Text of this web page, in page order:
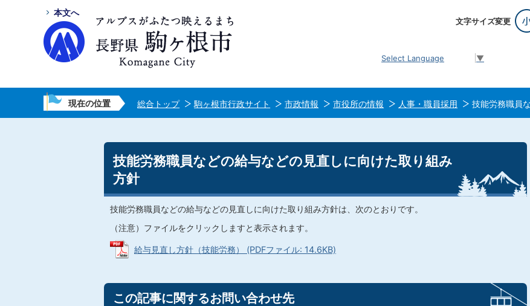
本文へ
文字サイズ変更
Select Language ▼
現在の位置 総合トップ 駒ヶ根市行政サイト 市政情報 市役所の情報 人事・職員採用 技能労務職員
技能労務職員などの給与などの見直しに向けた取り組み
方針
技能労務職員などの給与などの見直しに向けた取り組み方針は、次のとおりです。
（注意）ファイルをクリックしますと表示されます。
給与見直し方針（技能労務） (PDFファイル: 14.6KB)
この記事に関するお問い合わせ先